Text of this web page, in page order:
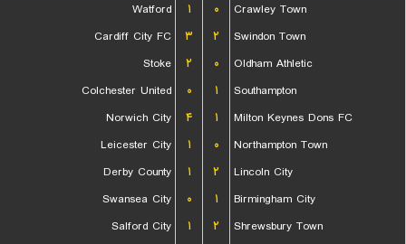
Watford
۱ ۰
Crawley Town
Cardiff City FC
۳ ۲
Swindon Town
Stoke
۲ ۰
Oldham Athletic
Colchester United
۰ ۱
Southampton
Norwich City
۴ ۱
Milton Keynes Dons FC
Leicester City
۱ ۰
Northampton Town
Derby County
۱ ۲
Lincoln City
Swansea City
۰ ۱
Birmingham City
Salford City
۱ ۲
Shrewsbury Town